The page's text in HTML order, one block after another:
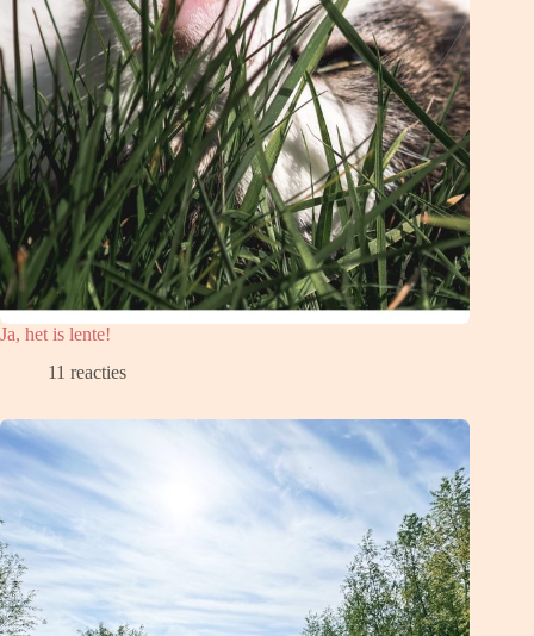
Ja, het is lente!
11 reacties